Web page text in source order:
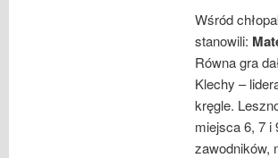
Wśród
stanowili:
Równa gra
Klechy –
kręgle.
miejsca 6, 7 i
zawodników,